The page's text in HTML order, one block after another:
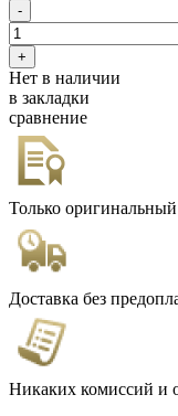
Нет в наличии
в закладки
сравнение
Только
Доставка без
Никаких комиссий и